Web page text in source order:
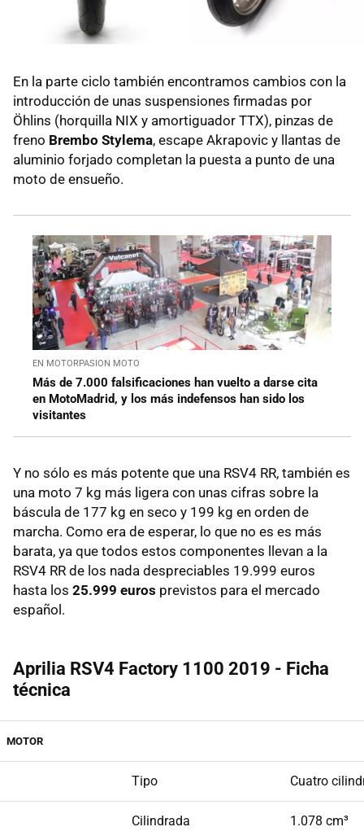
En la parte ciclo también encontramos cambios con la
introducción de unas suspensiones firmadas por
Öhlins (horquilla NIX y amortiguador TTX), pinzas de
freno Brembo Stylema, escape Akrapovic y llantas de
aluminio forjado completan la puesta a punto de una
moto de ensueño.
EN MOTORPASION MOTO
Más de 7.000 falsificaciones han vuelto a darse cita
en MotoMadrid, y los más indefensos han sido los
visitantes
Y no sólo es más potente que una RSV4 RR, también es
una moto 7 kg más ligera con unas cifras sobre la
báscula de 177 kg en seco y 199 kg en orden de
marcha. Como era de esperar, lo que no es es más
barata, ya que todos estos componentes llevan a la
RSV4 RR de los nada despreciables 19.999 euros
hasta los 25.999 euros previstos para el mercado
español.
Aprilia RSV4 Factory 1100 2019 - Ficha
técnica
MOTOR
Tipo Cuatro
Cilindrada 1.078 cm³